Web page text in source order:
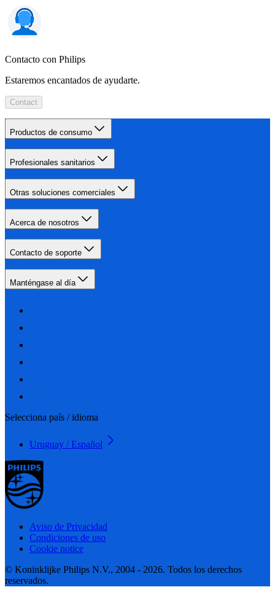
Contacto con Philips
Estaremos encantados de ayudarte.
Contact
Productos de consumo
Profesionales sanitarios
Otras soluciones comerciales
Acerca de nosotros
Contacto de soporte
Manténgase al día
Selecciona país / idioma
Uruguay / Español
Aviso de Privacidad
Condiciones de uso
Cookie notice
© Koninklijke Philips N.V., 2004 - 2026. Todos los derechos
reservados.